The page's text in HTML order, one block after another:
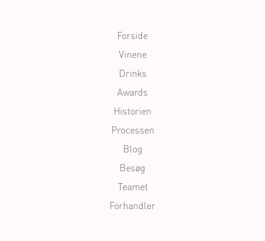
Forside
Vinene
Drinks
Awards
Historien
Processen
Blog
Besøg
Teamet
Forhandler